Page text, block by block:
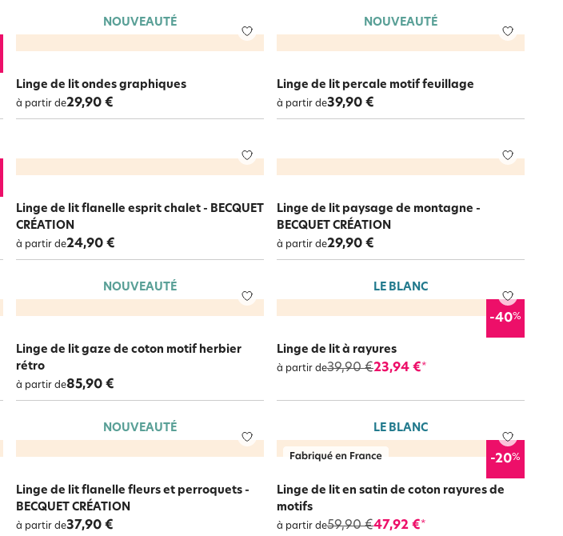
NOUVEAUTÉ
Linge de lit ondes graphiques
à partir de29,90 €
NOUVEAUTÉ
Linge de lit percale motif feuillage
à partir de39,90 €
Linge de lit flanelle esprit chalet - BECQUET
CRÉATION
à partir de24,90 €
Linge de lit paysage de montagne -
BECQUET CRÉATION
à partir de29,90 €
NOUVEAUTÉ
Linge de lit gaze de coton motif herbier
rétro
à partir de85,90 €
LE BLANC
-40%
Linge de lit à rayures
à partir de39,90 €23,94 €*
NOUVEAUTÉ
Linge de lit flanelle fleurs et perroquets -
BECQUET CRÉATION
à partir de37,90 €
LE BLANC
-20%
Linge de lit en satin de coton rayures de
motifs
à partir de59,90 €47,92 €*